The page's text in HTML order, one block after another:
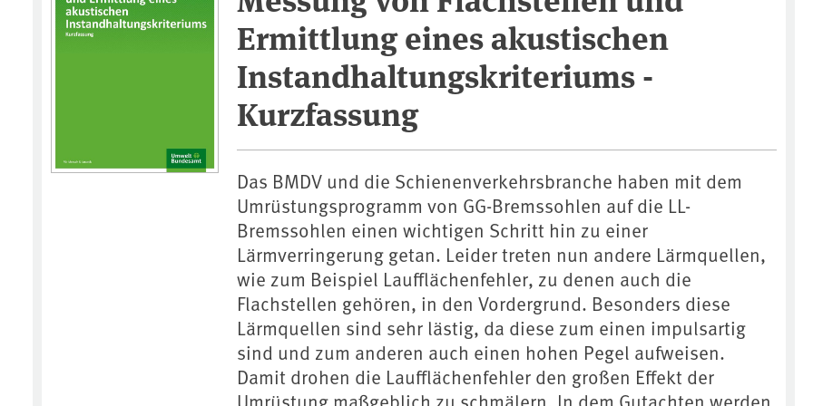
Ermittlung eines akustischen
Instandhaltungskriteriums -
Kurzfassung
Das BMDV und die Schienenverkehrsbranche haben mit dem
Umrüstungsprogramm von GG-Bremssohlen auf die LL-
Bremssohlen einen wichtigen Schritt hin zu einer
Lärmverringerung getan. Leider treten nun andere Lärmquellen,
wie zum Beispiel Laufflächenfehler, zu denen auch die
Flachstellen gehören, in den Vordergrund. Besonders diese
Lärmquellen sind sehr lästig, da diese zum einen impulsartig
sind und zum anderen auch einen hohen Pegel aufweisen.
Damit drohen die Laufflächenfehler den großen Effekt der
Umrüstung maßgeblich zu schmälern. In dem Gutachten werden